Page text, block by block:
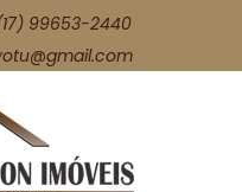
99653-2440